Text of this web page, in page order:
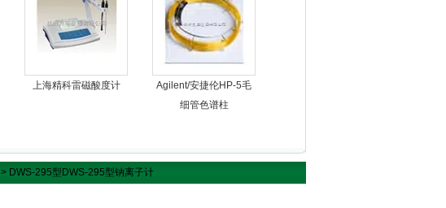
上海精科雷磁酸度计
Agilent/安捷伦HP-5毛
细管色谱柱
> DWS-295型DWS-295型钠离子计